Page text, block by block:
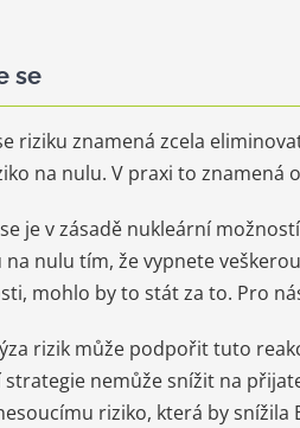
se
riziku znamená zcela
na nulu. V praxi to znamená
je v zásadě nukleární
na nulu tím, že vypnete
mohlo by to stát za to. Pro
rizik může podpořit tuto
nemůže snížit na
riziko, která by snížila